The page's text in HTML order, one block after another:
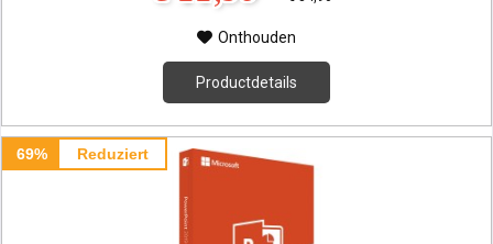
Onthouden
Productdetails
69% Reduziert